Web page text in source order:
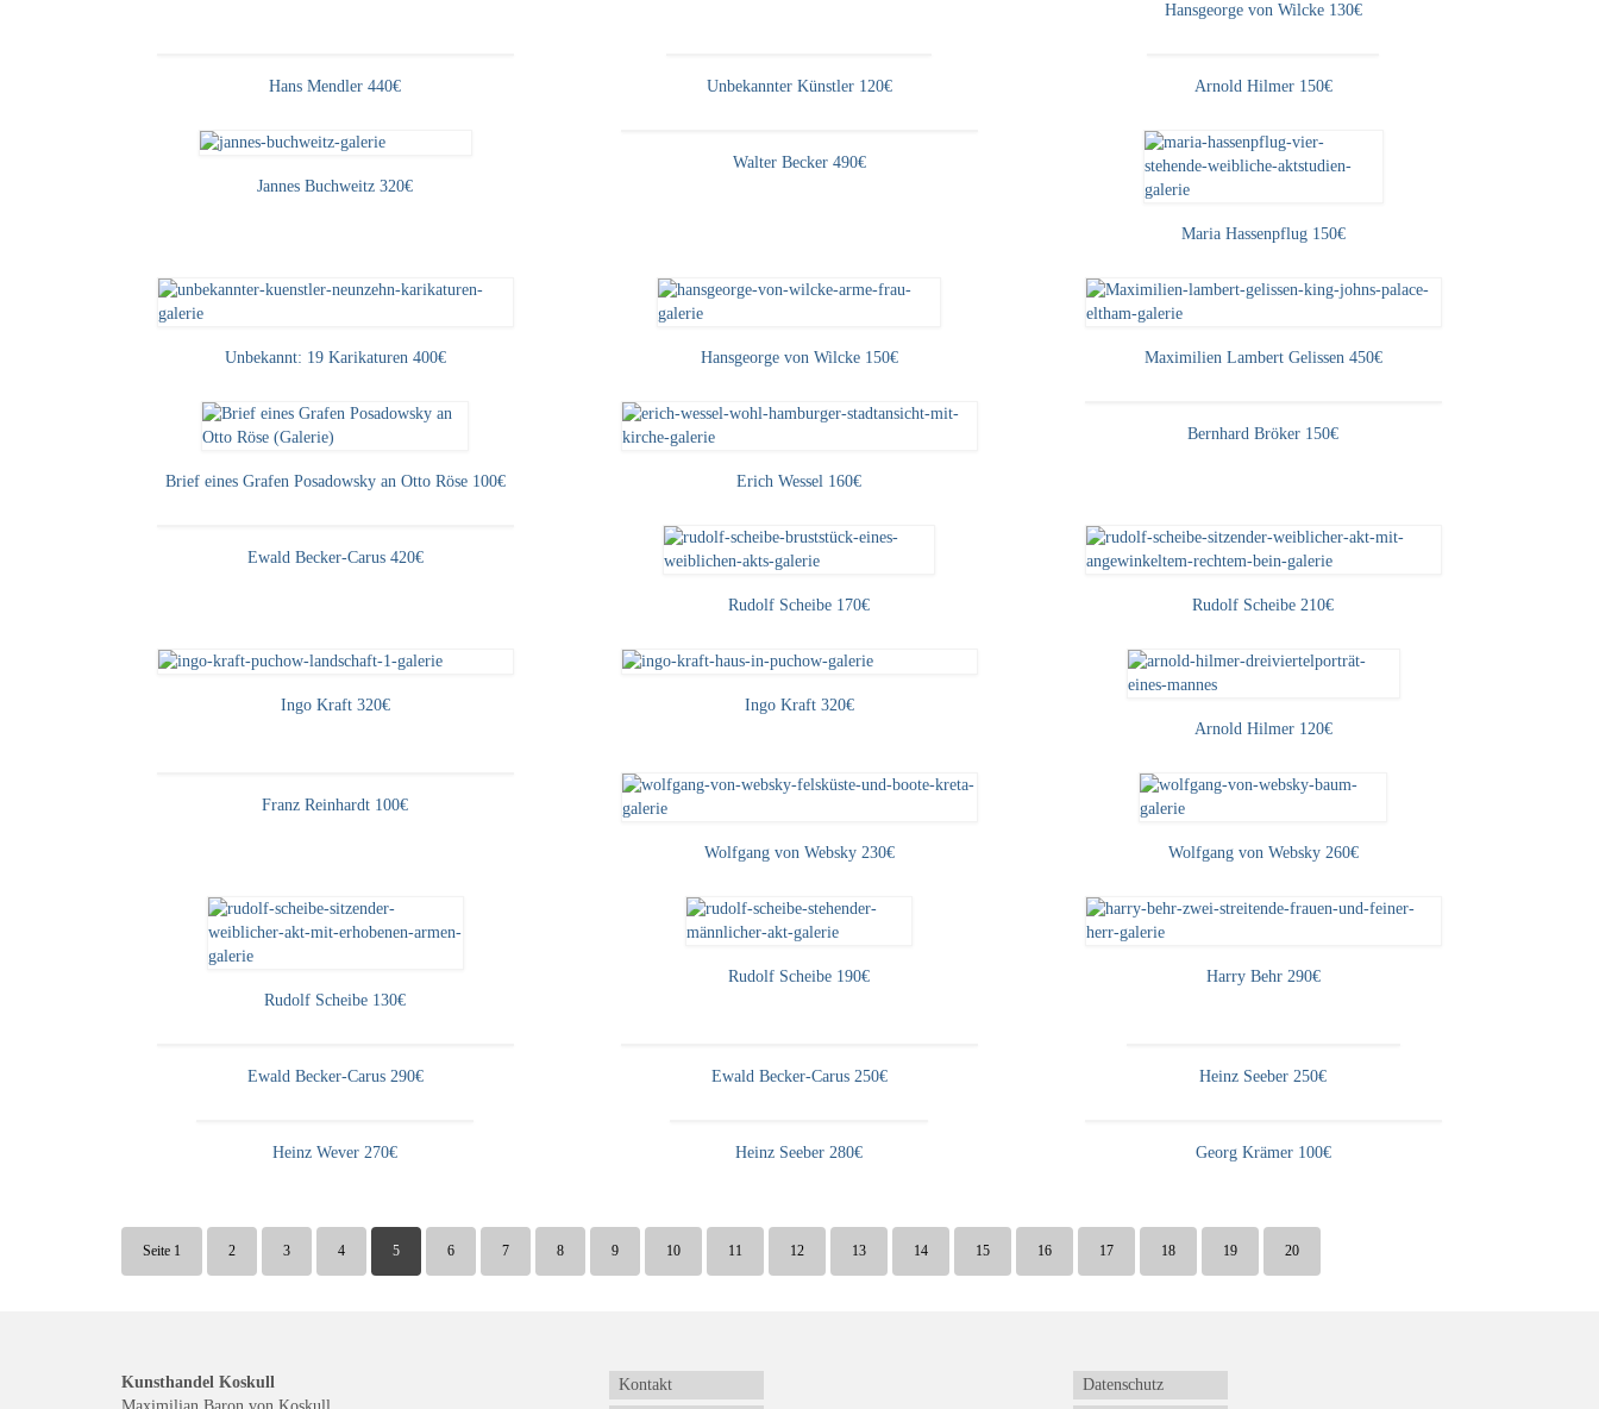
Hansgeorge von Wilcke 130€
Hans Mendler 440€ Unbekannter Künstler 120€ Arnold Hilmer 150€
Jannes Buchweitz 320€
Walter Becker 490€
Maria Hassenpflug 150€
Unbekannt: 19 Karikaturen 400€ Hansgeorge von Wilcke 150€ Maximilien Lambert Gelissen 450€
Brief eines Grafen Posadowsky an Otto Röse 100€ Erich Wessel 160€
Bernhard Bröker 150€
Ewald Becker-Carus 420€
Rudolf Scheibe 170€ Rudolf Scheibe 210€
Ingo Kraft 320€
Ingo Kraft 320€
Arnold Hilmer 120€
Franz Reinhardt 100€
Wolfgang von Websky 230€ Wolfgang von Websky 260€
Rudolf Scheibe 130€
Rudolf Scheibe 190€ Harry Behr 290€
Ewald Becker-Carus 290€ Ewald Becker-Carus 250€ Heinz Seeber 250€
Heinz Wever 270€ Heinz Seeber 280€ Georg Krämer 100€
Seite 1 2 3 4 5 6 7 8 9 10 11 12 13 14 15 16 17 18 19 20
Kunsthandel Koskull
Kontakt Datenschutz